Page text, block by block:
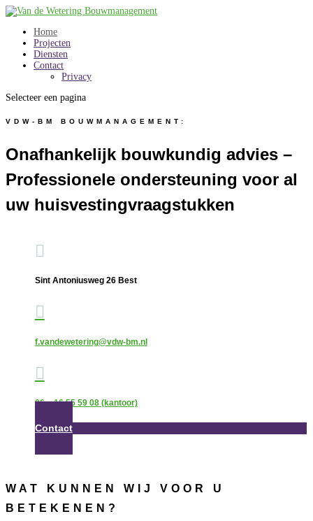
Home
Projecten
Diensten
Contact
Privacy
Selecteer een pagina
VDW-BM BOUWMANAGEMENT:
Onafhankelijk bouwkundig advies –
Professionele ondersteuning voor al
uw huisvestingvraagstukken

Sint Antoniusweg 26 Best

f.vandewetering@vdw-bm.nl

06 – 16 55 59 08 (kantoor)
Contact
WAT KUNNEN WIJ VOOR U
BETEKENEN?